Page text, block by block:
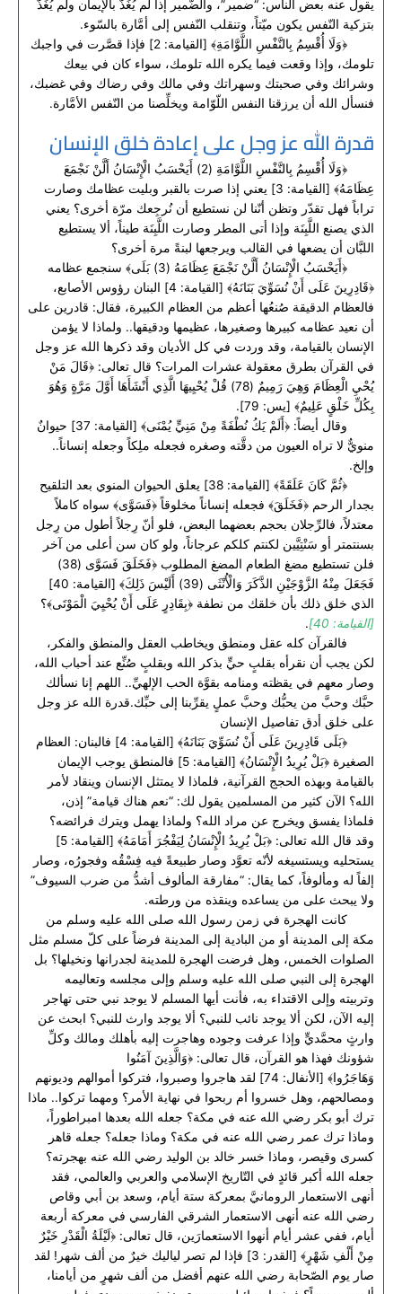
يقول عنه بعض الناس: “ضمير”، والضّمير إذا لم يُغَذَّ بالإيمان ولم يُغَذَّ
بتزكية النّفس يكون ميّتاً، وتنقلب النّفس إلى أمَّارة بالسّوء.
﴿وَلَا أُقْسِمُ بِالنَّفْسِ اللَّوَّامَةِ﴾ [القيامة: 2] فإذا قصَّرت في واجبك
تلومك، وإذا وقعت فيما يكره الله تلومك، سواء كان في بيعك
وشرائك وفي صحبتك وسهراتك وفي مالك وفي رضاك وفي غضبك،
فنسأل الله أن يرزقنا النفس اللّوّامة ويخلِّصنا من النّفس الأمَّارة.
قدرة الله عز وجل على إعادة خلق الإنسان
﴿وَلَا أُقْسِمُ بِالنَّفْسِ اللَّوَّامَةِ (2) أَيَحْسَبُ الْإِنْسَانُ أَلَّنْ نَجْمَعَ
عِظَامَهُ﴾ [القيامة: 3] يعني إذا صرت بالقبر وبليت عظامك وصارت
تراباً فهل تقدّر وتظن أنّنا لن نستطيع أن نُرجِعك مرّة أخرى؟ يعني
الذي يصنع اللَّبِنَة وإذا أتى المطر وصارت اللَّبِنَة طيناً، ألا يستطيع
اللبَّان أن يضعها في القالب ويرجعها لبنةً مرة أخرى؟
﴿أَيَحْسَبُ الْإِنْسَانُ أَلَّنْ نَجْمَعَ عِظَامَهُ (3) بَلَى﴾ سنجمع عظامه
﴿قَادِرِينَ عَلَى أَنْ نُسَوِّيَ بَنَانَهُ﴾ [القيامة: 4] البنان رؤوس الأصابع،
فالعظام الدقيقة صُنعُها أعظم من العظام الكبيرة، فقال: قادرين على
أن نعيد عظامه كبيرها وصغيرها، عظيمها ودقيقها.. ولماذا لا يؤمن
الإنسان بالقيامة، وقد وردت في كل الأديان وقد ذكرها الله عز وجل
في القرآن بطرق معقولة عشرات المرات؟ قال تعالى: ﴿قَالَ مَنْ
يُحْيِ الْعِظَامَ وَهِيَ رَمِيمٌ (78) قُلْ يُحْيِيهَا الَّذِي أَنْشَأَهَا أَوَّلَ مَرَّةٍ وَهُوَ
بِكُلِّ خَلْقٍ عَلِيمٌ﴾ [يس: 79].
وقال أيضاً: ﴿أَلَمْ يَكُ نُطْفَةً مِنْ مَنِيٍّ يُمْنَى﴾ [القيامة: 37] حيوانٌ
منويٌّ لا تراه العيون من دقَّته وصغره فجعله ملِكاً وجعله إنساناً..
وإلخ.
﴿ثُمَّ كَانَ عَلَقَةً﴾ [القيامة: 38] يعلق الحيوان المنوي بعد التلقيح
بجدار الرحم ﴿فَخَلَقَ﴾ فجعله إنساناً مخلوقاً ﴿فَسَوَّى﴾ سواه كاملاً
معتدلاً، فالرِّجلان بحجم بعضهما البعض، فلو أنّ رِجلاً أطول من رِجل
بسنتمتر أو سَنْتِيَّين لكنتم كلكم عرجاناً، ولو كان سن أعلى من آخر
فلن تستطيع مضغ الطعام المضغ المطلوب ﴿فَخَلَقَ فَسَوَّى (38)
فَجَعَلَ مِنْهُ الزَّوْجَيْنِ الذَّكَرَ وَالْأُنْثَى (39) أَلَيْسَ ذَلِكَ﴾ [القيامة: 40]
الذي خلق ذلك بأن خلقك من نطفة ﴿بِقَادِرٍ عَلَى أَنْ يُحْيِيَ الْمَوْتَى﴾؟
[القيامة: 40]
.
فالقرآن كله عقل ومنطق ويخاطب العقل والمنطق والفكر،
لكن يجب أن نقرأه بقلبٍ حيٍّ بذكر الله وبقلبٍ صُنِّع عند أحباب الله،
وصار معهم في يقظته ومنامه بقوَّة الحب الإلهيِّ.. اللهم إنا نسألك
حبَّك وحبَّ من يحبُّك وحبَّ عملٍ يقرِّبنا إلى حبِّك.قدرة الله عز وجل
على خلق أدق تفاصيل الإنسان
﴿بَلَى قَادِرِينَ عَلَى أَنْ نُسَوِّيَ بَنَانَهُ﴾ [القيامة: 4] فالبنان: العظام
الصغيرة ﴿بَلْ يُرِيدُ الْإِنْسَانُ﴾ [القيامة: 5] فالمنطق يوجب الإيمان
بالقيامة وبهذه الحجج القرآنية، فلماذا لا يمتثل الإنسان وينقاد لأمر
الله؟ الآن كثير من المسلمين يقول لك: “نعم هناك قيامة” إذن،
فلماذا يفسق ويخرج عن مراد الله؟ ولماذا يهمل ويترك فرائضه؟
وقد قال الله تعالى: ﴿بَلْ يُرِيدُ الْإِنْسَانُ لِيَفْجُرَ أَمَامَهُ﴾ [القيامة: 5]
يستحليه ويستسيغه لأنّه تعوَّد وصار طبيعةً فيه فِسْقُه وفجورُه، وصار
إلفاً له ومألوفاً، كما يقال: “مفارقة المألوف أشدُّ من ضرب السيوف”
ولا يبحث على من يساعده وينقذه من ورطته.
كانت الهجرة في زمن رسول الله صلى الله عليه وسلم من
مكة إلى المدينة أو من البادية إلى المدينة فرضاً على كلّ مسلم مثل
الصلوات الخمس، وهل فرضت الهجرة للمدينة لجدرانها ونخيلها؟ بل
الهجرة إلى النبي صلى الله عليه وسلم وإلى مجلسه وتعاليمه
وتربيته وإلى الاقتداء به، فأنت أيها المسلم لا يوجد نبي حتى تهاجر
إليه الآن، لكن ألا يوجد نائب للنبي؟ ألا يوجد وارث للنبي؟ ابحث عن
وارثٍ محمَّديٍّ وإذا عرفت وجوده وهاجرت إليه بأهلك ومالك وكلِّ
شؤونك فهذا هو القرآن، قال تعالى: ﴿وَالَّذِينَ آمَنُوا
وَهَاجَرُوا﴾ [الأنفال: 74] لقد هاجروا وصبروا، فتركوا أموالهم وديونهم
ومصالحهم، وهل خسروا أم ربحوا في نهاية الأمر؟ ومهما تركوا.. ماذا
ترك أبو بكر رضي الله عنه في مكة؟ جعله الله بعدها امبراطوراً،
وماذا ترك عمر رضي الله عنه في مكة؟ وماذا جعله؟ جعله قاهر
كسرى وقيصر، وماذا خسر خالد بن الوليد رضي الله عنه بهجرته؟
جعله الله أكبر قائدٍ في التّاريخ الإسلامي والعربي والعالمي، فقد
أنهى الاستعمار الرومانيَّ بمعركة ستة أيام، وسعد بن أبي وقاص
رضي الله عنه أنهى الاستعمار الشرقي الفارسي في معركة أربعة
أيام، ففي عشر أيام أنهوا الاستعمارَين، قال تعالى: ﴿لَيْلَةُ الْقَدْرِ خَيْرٌ
مِنْ أَلْفِ شَهْرٍ﴾ [القدر: 3] فإذا لم تصر لياليك خيرٌ من ألف شهر! لقد
صار يوم الصّحابة رضي الله عنهم أفضل من ألف شهرٍ من أيامنا،